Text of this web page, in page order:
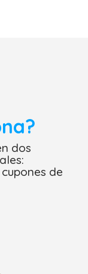
dos
de